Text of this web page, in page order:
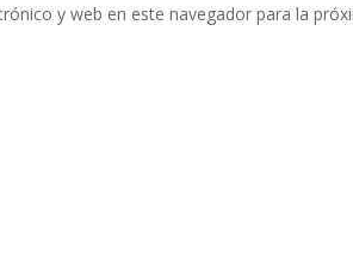
y web en este navegador para la